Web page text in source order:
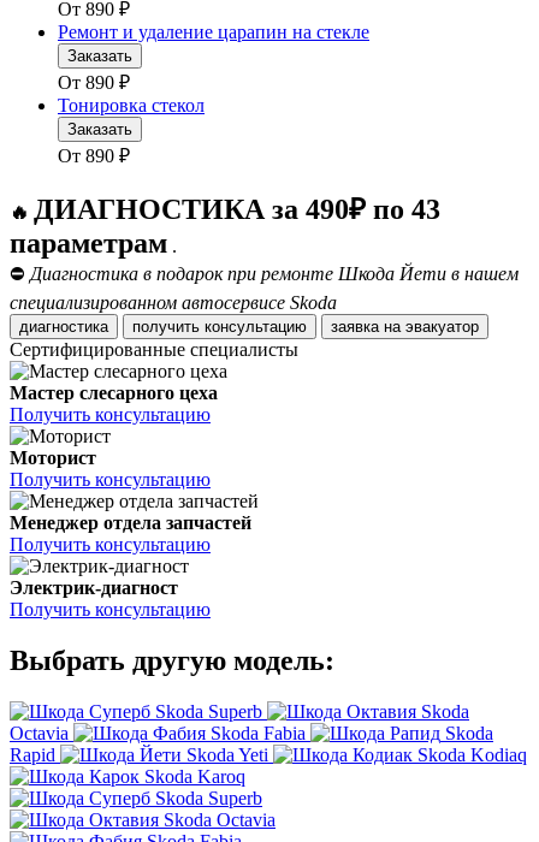
От 890 ₽
Ремонт и удаление царапин на стекле
Заказать
От 890 ₽
Тонировка стекол
Заказать
От 890 ₽
🔥 ДИАГНОСТИКА за 490₽ по 43
параметрам .
⛔ Диагностика в подарок при ремонте Шкода Йети в нашем
специализированном автосервисе Skoda
диагностика получить консультацию заявка на эвакуатор
Сертифицированные специалисты
Мастер слесарного цеха
Получить консультацию
Моторист
Получить консультацию
Менеджер отдела запчастей
Получить консультацию
Электрик-диагност
Получить консультацию
Выбрать другую модель:
Skoda Superb
Skoda
Octavia
Skoda Fabia
Skoda
Rapid
Skoda Yeti
Skoda Kodiaq
Skoda Karoq
Skoda Superb
Skoda Octavia